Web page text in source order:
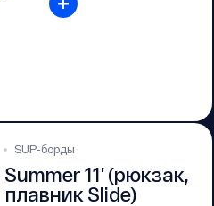
SUP-борды
11’ (рюкзак,
Slide)